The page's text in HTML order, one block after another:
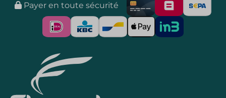
Payer en toute sécurité